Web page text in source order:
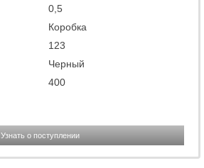
0,5
Коробка
123
Черный
400
Узнать о поступлении